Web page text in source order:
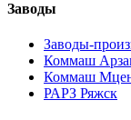
Заводы
Заводы-
Коммаш
Коммаш
РАРЗ Ряжск